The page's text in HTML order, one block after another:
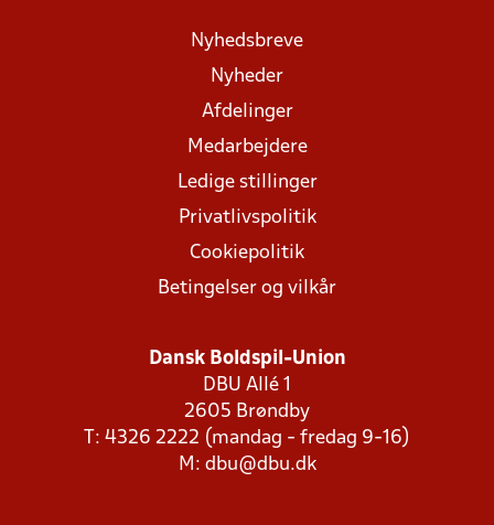
Nyhedsbreve
Nyheder
Afdelinger
Medarbejdere
Ledige stillinger
Privatlivspolitik
Cookiepolitik
Betingelser og vilkår
Dansk Boldspil-Union
DBU Allé 1
2605 Brøndby
T: 4326 2222 (mandag - fredag 9-16)
M: dbu@dbu.dk